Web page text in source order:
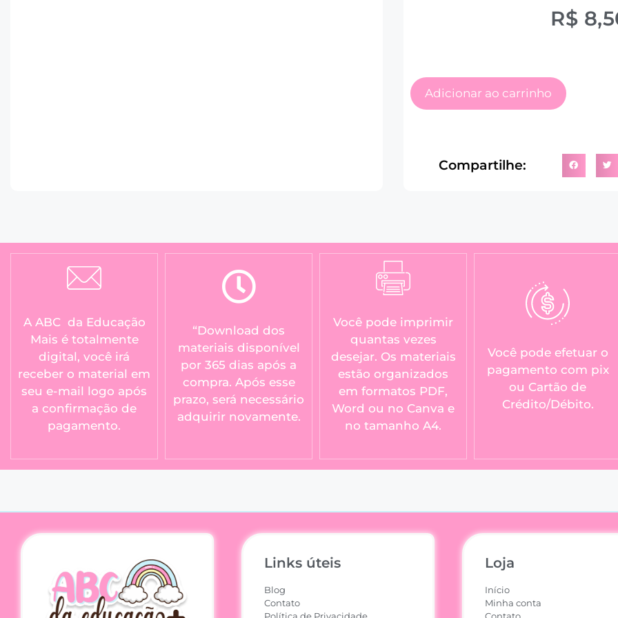
R$
Adicionar ao carrinho
Compartilhe:
A ABC da Educação
Mais é totalmente
digital, você irá
receber o material em
seu e-mail logo após
a confirmação de
pagamento.
“Download dos
materiais disponível
por 365 dias após a
compra. Após esse
prazo, será necessário
adquirir novamente.
Você pode imprimir
quantas vezes
desejar. Os materiais
estão organizados
em formatos PDF,
Word ou no Canva e
no tamanho A4.
Você pode efetuar o
pagamento com pix
ou Cartão de
Crédito/Débito.
Links úteis
Blog
Contato
Loja
Início
Minha conta